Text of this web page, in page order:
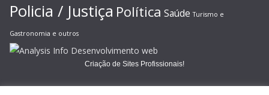
Policia / Justiça Política Saúde Turismo e
Gastronomia e outros
Criação de Sites Profissionais!